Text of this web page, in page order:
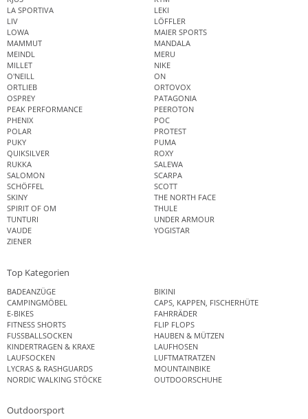
LA SPORTIVA
LEKI
LIV
LÖFFLER
LOWA
MAIER SPORTS
MAMMUT
MANDALA
MEINDL
MERU
MILLET
NIKE
O'NEILL
ON
ORTLIEB
ORTOVOX
OSPREY
PATAGONIA
PEAK PERFORMANCE
PEEROTON
PHENIX
POC
POLAR
PROTEST
PUKY
PUMA
QUIKSILVER
ROXY
RUKKA
SALEWA
SALOMON
SCARPA
SCHÖFFEL
SCOTT
SKINY
THE NORTH FACE
SPIRIT OF OM
THULE
TUNTURI
UNDER ARMOUR
VAUDE
YOGISTAR
ZIENER
Top Kategorien
BADEANZÜGE
BIKINI
CAMPINGMÖBEL
CAPS, KAPPEN, FISCHERHÜTE
E-BIKES
FAHRRÄDER
FITNESS SHORTS
FLIP FLOPS
FUSSBALLSOCKEN
HAUBEN & MÜTZEN
KINDERTRAGEN & KRAXE
LAUFHOSEN
LAUFSOCKEN
LUFTMATRATZEN
LYCRAS & RASHGUARDS
MOUNTAINBIKE
NORDIC WALKING STÖCKE
OUTDOORSCHUHE
Outdoorsport